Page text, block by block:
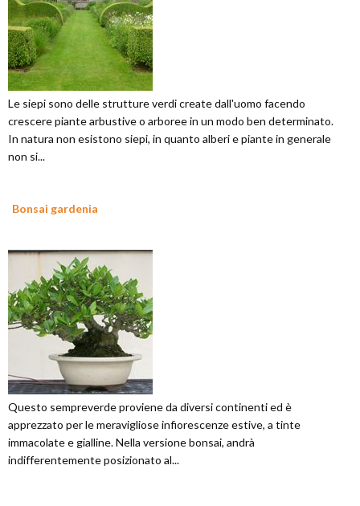
Le siepi sono delle strutture verdi create dall'uomo facendo
crescere piante arbustive o arboree in un modo ben determinato.
In natura non esistono siepi, in quanto alberi e piante in generale
non si...
Bonsai gardenia
Questo sempreverde proviene da diversi continenti ed è
apprezzato per le meravigliose infiorescenze estive, a tinte
immacolate e gialline. Nella versione bonsai, andrà
indifferentemente posizionato al...